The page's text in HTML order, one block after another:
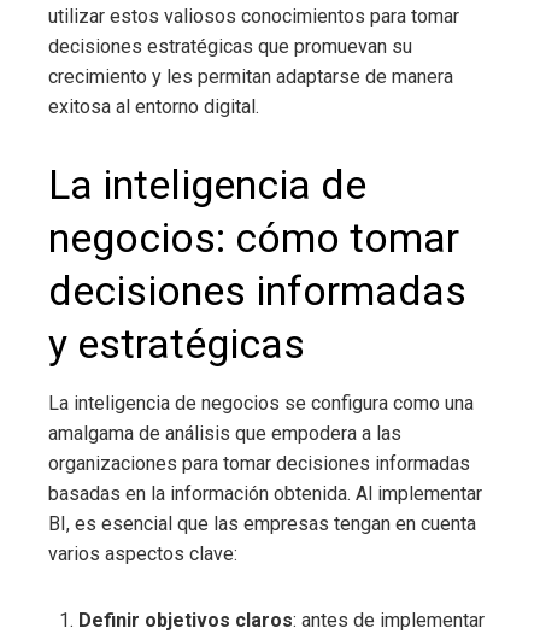
utilizar estos valiosos conocimientos para tomar
decisiones estratégicas que promuevan su
crecimiento y les permitan adaptarse de manera
exitosa al entorno digital.
La inteligencia de
negocios: cómo tomar
decisiones informadas
y estratégicas
La inteligencia de negocios se configura como una
amalgama de análisis que empodera a las
organizaciones para tomar decisiones informadas
basadas en la información obtenida. Al implementar
BI, es esencial que las empresas tengan en cuenta
varios aspectos clave:
Definir objetivos claros: antes de implementar